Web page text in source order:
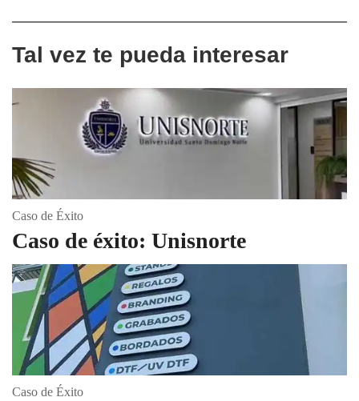
Tal vez te pueda interesar
Caso de Éxito
Caso de éxito: Unisnorte
Caso de Éxito